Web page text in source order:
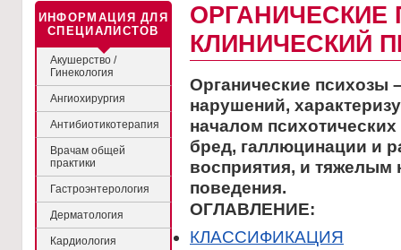
ИНФОРМАЦИЯ ДЛЯ
СПЕЦИАЛИСТОВ
Акушерство /
Гинекология
Ангиохирургия
Антибиотикотерапия
Врачам общей
практики
Гастроэнтерология
Дерматология
Кардиология
ОРГАНИЧЕСКИЕ
КЛИНИЧЕСКИЙ
Органические психозы
нарушений,
началом
бред, галлюцинации и
восприятия, и
поведения.
ОГЛАВЛЕНИЕ:
КЛАССИФИКАЦИЯ